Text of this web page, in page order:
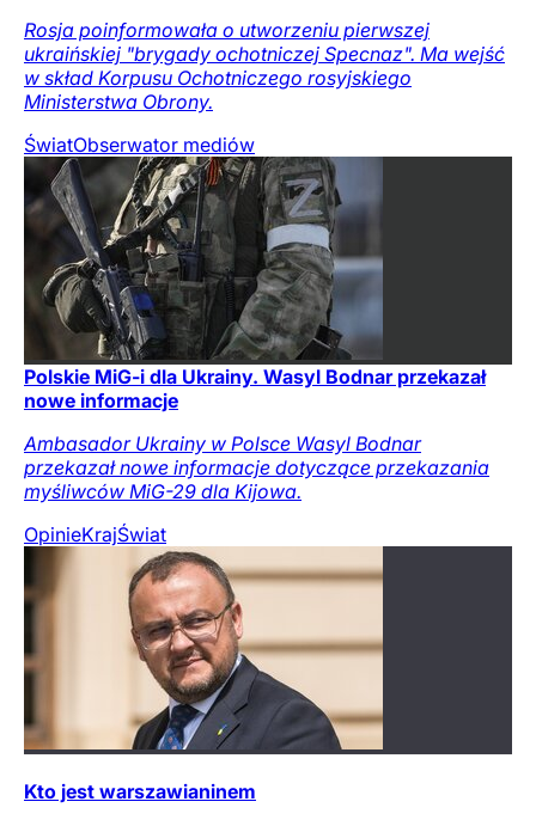
Rosja poinformowała o utworzeniu pierwszej
ukraińskiej "brygady ochotniczej Specnaz". Ma wejść
w skład Korpusu Ochotniczego rosyjskiego
Ministerstwa Obrony.
ŚwiatObserwator mediów
Polskie MiG-i dla Ukrainy. Wasyl Bodnar przekazał
nowe informacje
Ambasador Ukrainy w Polsce Wasyl Bodnar
przekazał nowe informacje dotyczące przekazania
myśliwców MiG-29 dla Kijowa.
OpinieKrajŚwiat
Kto jest warszawianinem